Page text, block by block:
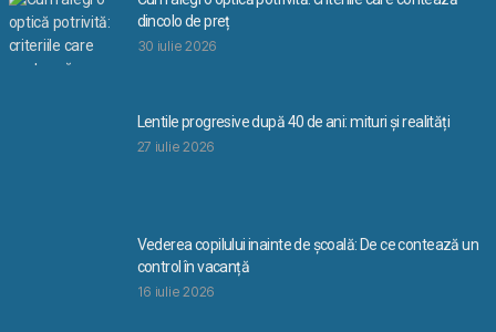
dincolo de preț
30 iulie 2026
Lentile progresive după 40 de ani: mituri și realități
27 iulie 2026
Vederea copilului inainte de școală: De ce contează un
control în vacanță
16 iulie 2026